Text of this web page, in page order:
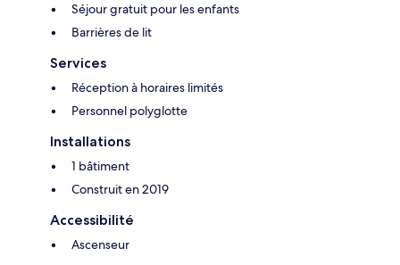
Séjour gratuit pour les enfants
Barrières de lit
Services
Réception à horaires limités
Personnel polyglotte
Installations
1 bâtiment
Construit en 2019
Accessibilité
Ascenseur